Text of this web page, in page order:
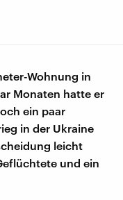
Wohnung in
Monaten hatte er
ein paar
in der Ukraine
leicht
und ein